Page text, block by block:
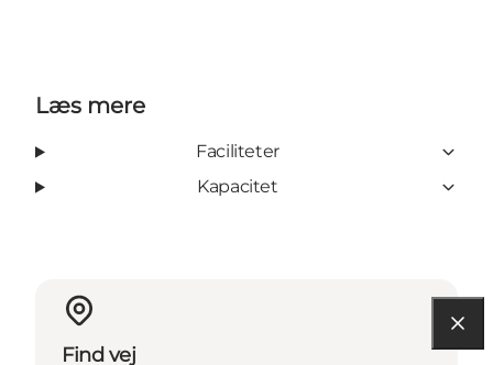
Læs mere
Faciliteter
Kapacitet
Find vej